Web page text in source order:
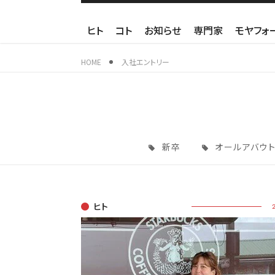
ヒト コト お知らせ 専門家 モヤフ
HOME 入社エントリー
新卒 オールアバウ
ヒト